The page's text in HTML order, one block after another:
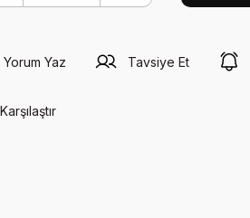
Yorum Yaz Tavsiye Et
Karşılaştır